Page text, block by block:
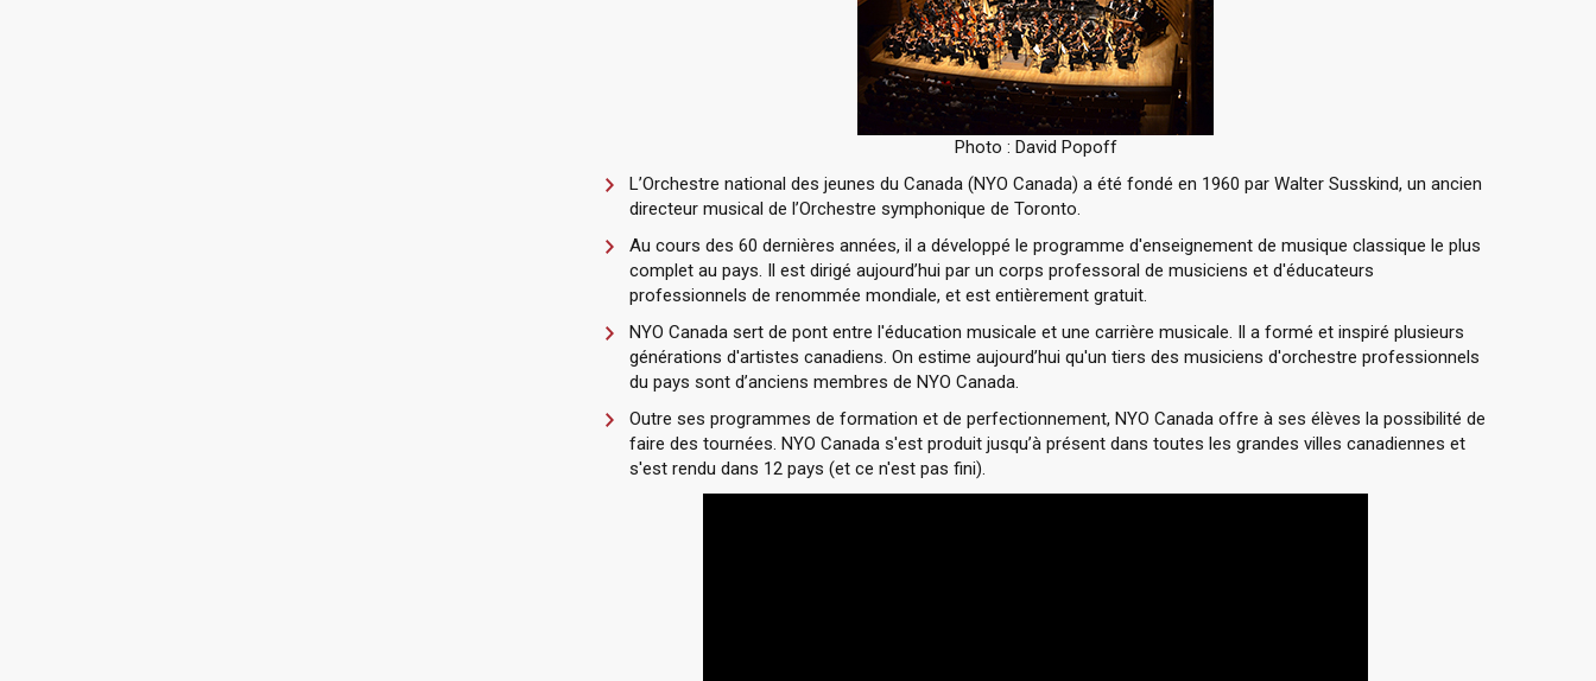
Photo : David Popoff
L’Orchestre national des jeunes du Canada (NYO Canada) a été fondé en 1960 par Walter Susskind, un ancien
directeur musical de l’Orchestre symphonique de Toronto.
Au cours des 60 dernières années, il a développé le programme d'enseignement de musique classique le plus
complet au pays. Il est dirigé aujourd’hui par un corps professoral de musiciens et d'éducateurs
professionnels de renommée mondiale, et est entièrement gratuit.
NYO Canada sert de pont entre l'éducation musicale et une carrière musicale. Il a formé et inspiré plusieurs
générations d'artistes canadiens. On estime aujourd’hui qu'un tiers des musiciens d'orchestre professionnels
du pays sont d’anciens membres de NYO Canada.
Outre ses programmes de formation et de perfectionnement, NYO Canada offre à ses élèves la possibilité de
faire des tournées. NYO Canada s'est produit jusqu’à présent dans toutes les grandes villes canadiennes et
s'est rendu dans 12 pays (et ce n'est pas fini).